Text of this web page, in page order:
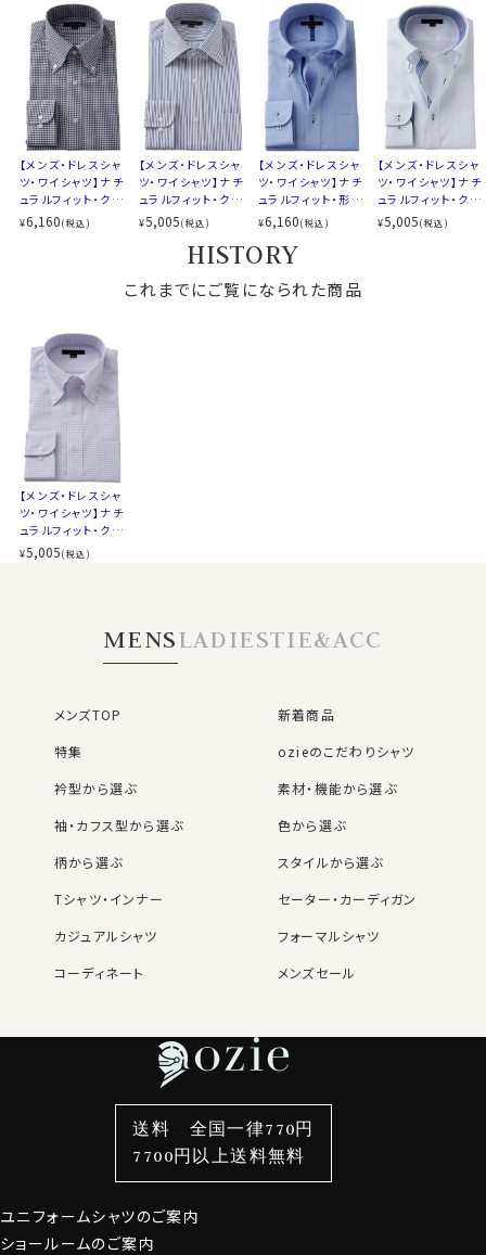
●クールマックス®エコメイド・ファイバー使用
100％再生ペットボトル素材から作られたクールマック
ス®エコメイド・ファイバーを使用。
ドライで快適な着心地を提供するとともに、環境にも配
慮したサスティナブル素材です。
●素材の違いで選ぶクールマックスシャツ
▼見た目や質感はよりナチュラルに、扱いやすさも欲しい
綿×ポリエステル混紡のクールマックス®ファブリック
にくいバランス型素材です。
▼とにかくお手入れのしやすさを重視したい方
ポリエステル100％のクールマックス®オールシーズン・
ファブリック
シワになりにくい高い形態安定性と温調の高機能が特長
です。
ポリエステル100％・クールマックスはこちら→
＊クールマックス®（COOLMAX®）はThe LYCRA
●衿型について
小さからずの使い勝手のよいボタンダウン型を採用しま
このシャツは、ウエストの背ダーツをなくしたナチュラル
フィット型。
後ろ身頃はボタンダウンの代表的ディティール、センター
ボックスプリーツにて生産しました。
カフス部分はコンバーチブルカフスになっておりますの
S-37～LL-43・3L-45･4L-47cm / トールM-88・L-90・
LL-90cm・全１２サイズにてご用意。(サイズ表C)
素材名
ドビーチェック
衿型
ボタンダウン
キーパー
なし
前立て
表前立て
後身頃
センターボックスプリーツ
(背ダーツ入りではございません)
ポケット
ポケットあり
柄
織柄チェック
カフス
ラウンドカット
アジャスタブル
コンバーチブルカフス
S-37～LL-43・3L-45・4L-47cm
全１２サイズ
スタイル
ナチュラルフィット
生産国
中国
▼スポット商品につき再入荷はございませんのでご了承
ください
▼ナチュラルフィットとは？
このタイプは、後ろ身頃のセンターボックスプリーツによ
る、太すぎず細すぎないナチュラルスリムなシルエット。
※43cm（LL）・45cm（3L）・47cm(4L)サイズにおいて
は絞りを若干ゆるくしております。 細さを気にせず一般的
【メンズ・ドレスシャ
ツ・ワイシャツ】ナチ
ュラルフィット・クー
ルマックス・オールシ
ーズン・ドライ・形態
¥6,160(税込)
【メンズ・ドレスシャ
ツ・ワイシャツ】ナチ
ュラルフィット・クー
ルマックス・ドライ・
形態安定・ワイドカ
ラー・SALE
¥5,005(税込)
【メンズ・ドレスシャ
ツ・ワイシャツ】ナチ
ュラルフィット・形態
安定・ドゥエボット
ーニ・ボタンダウン・
SALE
¥6,160(税込)
【メンズ・ドレスシャ
ツ・ワイシャツ】ナチ
ュラルフィット・クー
ルマックス・ドライ・
形態安定・ドゥエボ
¥5,005(税込)
HISTORY
これまでにご覧になられた商品
【メンズ・ドレスシャ
ツ・ワイシャツ】ナチ
ュラルフィット・クー
ルマックス・ドライ・
形態安定・ボタンダ
¥5,005(税込)
MENSLADIESTIE&ACC
メンズTOP
新着商品
特集
ozieのこだわりシャツ
衿型から選ぶ
素材・機能から選ぶ
袖・カフス型から選ぶ
色から選ぶ
柄から選ぶ
スタイルから選ぶ
Tシャツ・インナー
セーター・カーディガン
カジュアルシャツ
フォーマルシャツ
コーディネート
メンズセール
袖・カフス型から選ぶ
色から選ぶ
柄から選ぶ
スタイルから選ぶ
カジュアルシャツ
定番シャツ
カフスボタン
サスペンダー
財布・名刺入れ
バッグ
ストール・マフラー
グローブ
ユニフォームシャツのご案内
ショールームのご案内
送料 全国一律770円
7700円以上送料無料